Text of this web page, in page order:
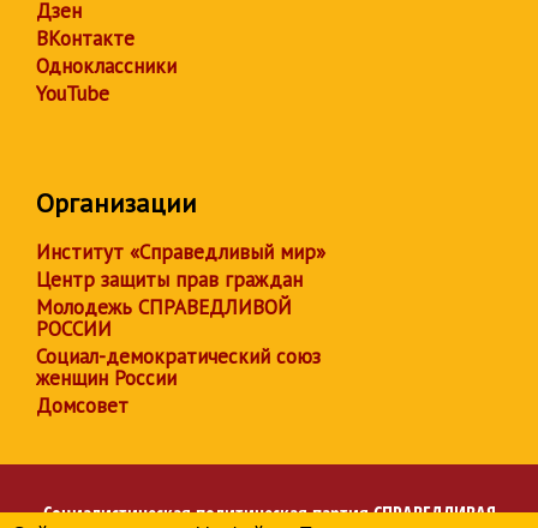
Дзен
ВКонтакте
Одноклассники
YouTube
Организации
Институт «Справедливый мир»
Центр защиты прав граждан
Молодежь СПРАВЕДЛИВОЙ
РОССИИ
Социал-демократический союз
женщин России
Домсовет
Социалистическая политическая партияСПРАВЕДЛИВАЯ